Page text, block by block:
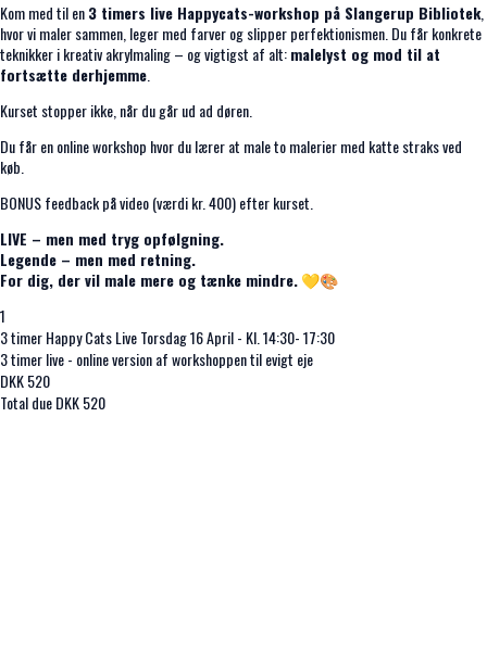
Kom med til en3 timers live Happycats-workshop på Slangerup Bibliotek,
hvor vi maler sammen, leger med farver og slipper perfektionismen. Du får konkrete
teknikker i kreativ akrylmaling – og vigtigst af alt:malelyst og mod til at
fortsætte derhjemme
Kurset stopper ikke, når du går ud ad døren.
Du får en online workshop hvor du lærer at male to malerier med katte straks ved
køb.
BONUS feedback på video (værdi kr. 400) efter kurset.
LIVE – men med tryg opfølgning.
Legende – men med retning.
For dig, der vil male mere og tænke mindre.💛🎨
1
3 timer Happy Cats Live Torsdag 16 April - Kl. 14:30- 17:30
3 timer live - online version af workshoppen til evigt eje
DKK520
Total dueDKK520